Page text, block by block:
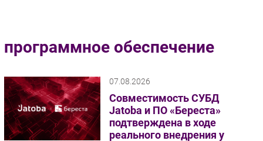
Импорто­замещение
Автоматизация Промышленности
Интернет
Мобильная связь
Фиксированная связь
Интеграция
программное обеспечение
07.08.2026
Совместимость СУБД
Jatoba и ПО «Береста»
подтверждена в ходе
реального внедрения у